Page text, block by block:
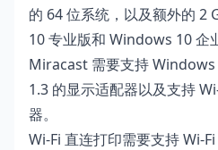
的 64 位系统，以及额外的 2
10 专业版和 Windows 10 企
Miracast 需要支持
1.3 的显示适配器以及支持
器。
Wi-Fi 直连打印需要支持 Wi-